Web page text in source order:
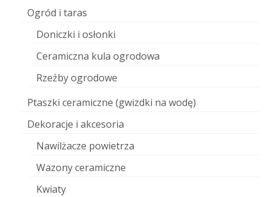
Ogród i taras
Doniczki i osłonki
Ceramiczna kula ogrodowa
Rzeźby ogrodowe
Ptaszki ceramiczne (gwizdki na wodę)
Dekoracje i akcesoria
Nawilżacze powietrza
Wazony ceramiczne
Kwiaty